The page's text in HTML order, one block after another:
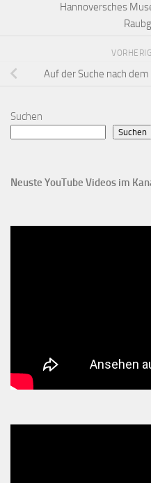
Hannoversches
Auf der Suche nach
Suchen
Suchen
Neuste YouTube Videos im